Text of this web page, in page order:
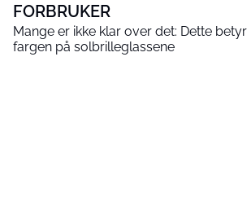
FORBRUKER
Mange er ikke klar over det: Dette betyr
fargen på solbrilleglassene